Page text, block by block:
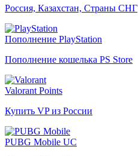
Россия, Казахстан, Страны СНГ
Пополнение PlayStation
Пополнение кошелька PS Store
Valorant Points
Купить VP из России
PUBG Mobile UC